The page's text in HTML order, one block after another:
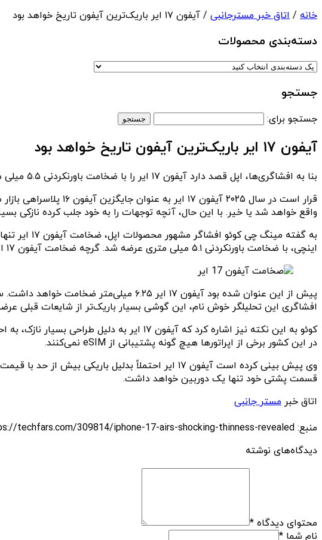
خانه / اتاق خبر مسترجانبی / آیفون ۱۷ ایر باریک‌ترین آیفون تاریخ خواهد بود
دسته‌بندی‌ محصولات
جستجو
جستجو برای:
آیفون ۱۷ ایر باریک‌ترین آیفون تاریخ خواهد بود
بنا به افشاگری‌ها، اپل قصد دارد آیفون ۱۷ ایر را با ضخامت باورنکردنی ۵.۵ میلی متری روانه بازار کند.
واقع خواهد شد یا خیر. با این حال، آنچه توجهات را به خود جلب کرده نازکی
اینچی، با ضخامت باورنکردنی ۵.۱ میلی متری عرضه شد. گرچه ضخامت آیفون ۱۷ ایر بیشتر از آن است اما با این حال یک گوشی بسیار باریک محسوب می‌شود.
افشاگری این تحلیلگر خوش نام، این گوشی بسیار باریک‌تر از شایعات قبلی
کوئو به این نکته نیز اشاره کرد که آیفون
در این کشور برخی از اپراتورها هیچ گونه پشتیبانی از eSIM نمی‌کنند.
قسمت پشتی خود تنها یک دوربین خواهد داشت.
اتاق خبر مستر جانبی
منبع: https://techfars.com/309814/iphone-17-airs-shocking-thinness-revealed/
دیدگاه‌های نوشته
محتوای دیدگاه *
نام شما *